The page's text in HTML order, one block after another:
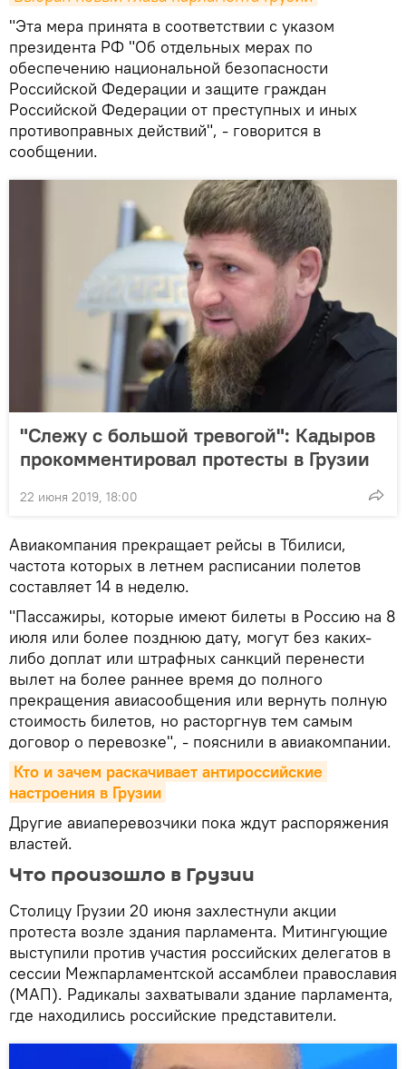
"Эта мера принята в соответствии с указом
президента РФ "Об отдельных мерах по
обеспечению национальной безопасности
Российской Федерации и защите граждан
Российской Федерации от преступных и иных
противоправных действий", - говорится в
сообщении.
"Слежу с большой тревогой": Кадыров
прокомментировал протесты в Грузии
22 июня 2019, 18:00
Авиакомпания прекращает рейсы в Тбилиси,
частота которых в летнем расписании полетов
составляет 14 в неделю.
"Пассажиры, которые имеют билеты в Россию на 8
июля или более позднюю дату, могут без каких-
либо доплат или штрафных санкций перенести
вылет на более раннее время до полного
прекращения авиасообщения или вернуть полную
стоимость билетов, но расторгнув тем самым
договор о перевозке", - пояснили в авиакомпании.
Кто и зачем раскачивает антироссийские
настроения в Грузии
Другие авиаперевозчики пока ждут распоряжения
властей.
Что произошло в Грузии
Столицу Грузии 20 июня захлестнули акции
протеста возле здания парламента. Митингующие
выступили против участия российских делегатов в
сессии Межпарламентской ассамблеи православия
(МАП). Радикалы захватывали здание парламента,
где находились российские представители.